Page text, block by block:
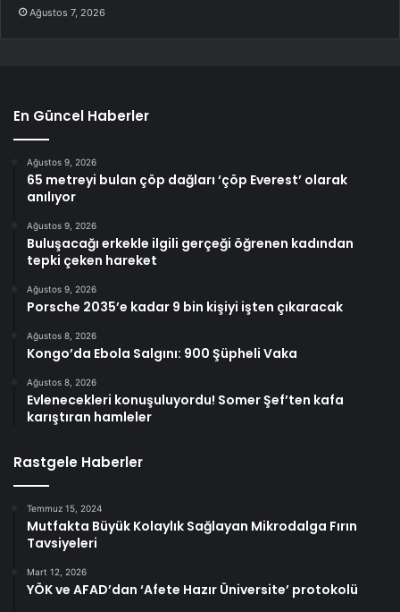
Ağustos 7, 2026
En Güncel Haberler
Ağustos 9, 2026
65 metreyi bulan çöp dağları ‘çöp Everest’ olarak
anılıyor
Ağustos 9, 2026
Buluşacağı erkekle ilgili gerçeği öğrenen kadından
tepki çeken hareket
Ağustos 9, 2026
Porsche 2035’e kadar 9 bin kişiyi işten çıkaracak
Ağustos 8, 2026
Kongo’da Ebola Salgını: 900 Şüpheli Vaka
Ağustos 8, 2026
Evlenecekleri konuşuluyordu! Somer Şef’ten kafa
karıştıran hamleler
Rastgele Haberler
Temmuz 15, 2024
Mutfakta Büyük Kolaylık Sağlayan Mikrodalga Fırın
Tavsiyeleri
Mart 12, 2026
YÖK ve AFAD’dan ‘Afete Hazır Üniversite’ protokolü